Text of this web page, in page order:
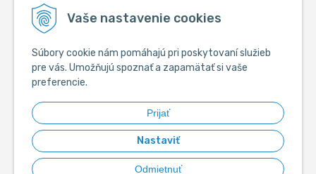
Vaše nastavenie cookies
Súbory cookie nám pomáhajú pri poskytovaní služieb
pre vás. Umožňujú spoznať a zapamätať si vaše
preferencie.
Prijať
Nastaviť
Odmietnuť
Mobil:+421 902 794 355
E-mail:info@krmiva.sk